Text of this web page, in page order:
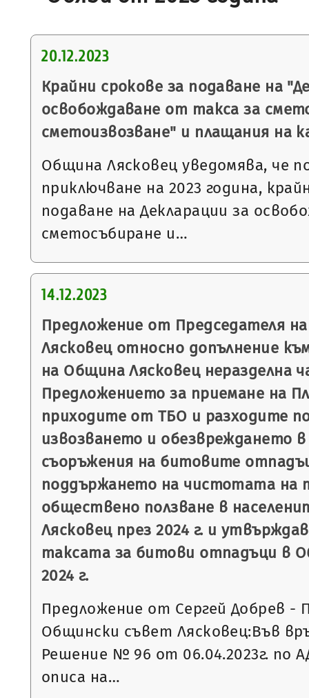
20.12.2023
Крайни срокове за подаване на
освобождаване от такса за
сметоизвозване" и плащания на
Община Лясковец уведомява, че
приключване на 2023 година,
подаване на Декларации за
сметосъбиране и…
14.12.2023
Предложение от Председателя
Лясковец относно допълнение
на Община Лясковец неразделна
Предложението за приемане на
приходите от ТБО и разходите
извозването и обезвреждането в
съоръжения на битовите
поддържането на чистотата на
обществено ползване в
Лясковец през 2024 г. и
таксата за битови отпадъци в
2024 г.
Предложение от Сергей Добрев -
Общински съвет Лясковец:Във
Решение № 96 от 06.04.2023г. по
описа на…